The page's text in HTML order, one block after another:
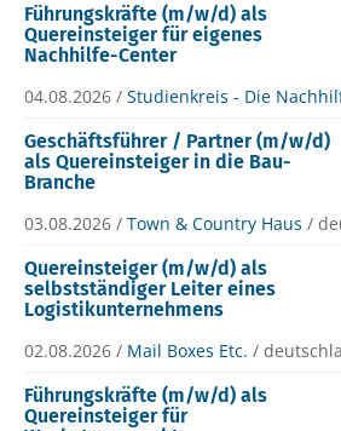
Führungskräfte (m/w/d) als
Quereinsteiger für eigenes
Nachhilfe-Center
04.08.2026 / Studienkreis - Die
Geschäftsführer / Partner (m/w/d)
als Quereinsteiger in die Bau-
Branche
03.08.2026 / Town & Country Haus /
Quereinsteiger (m/w/d) als
selbstständiger Leiter eines
Logistikunternehmens
02.08.2026 / Mail Boxes Etc. /
Führungskräfte (m/w/d) als
Quereinsteiger für